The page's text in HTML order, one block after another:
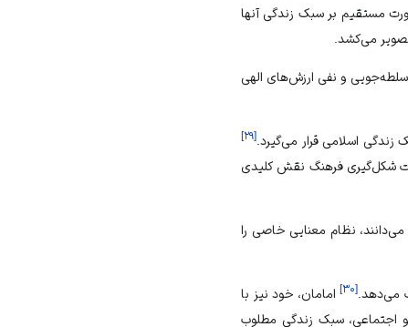
مستقیم بر سبک زندگی آنها
می‌کشد.
و نفی ارزش‌های الهی
زندگی اسلامی قرار می‌گیرد. [۲۹]
شکل‌گیری فرهنگ نقش کلیدی
نظام معنایی خاصی را
می‌دهد. [۳۰] امامان، خود نیز با
و اجتماعی، سبک زندگی مطلوب